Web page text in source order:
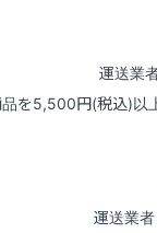
運送業
品を5,500円(税込)以
運送業